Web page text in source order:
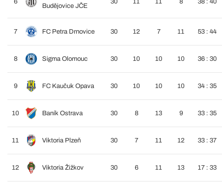
6
Budějovice JČE
30 11 11 8 38 : 40
7 FC Petra Drnovice 30 12 7 11 53 : 44
8 Sigma Olomouc 30 10 10 10 36 : 30
9 FC Kaučuk Opava 30 10 10 10 34 : 35
10 Baník Ostrava 30 8 13 9 33 : 35
11 Viktoria Plzeň 30 7 11 12 33 : 37
12 Viktoria Žižkov 30 6 11 13 17 : 33